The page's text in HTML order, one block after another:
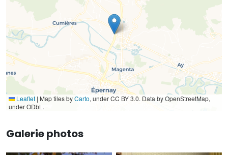
Leaflet | Map tiles byCarto, under CC BY 3.0. Data by OpenStreetMap,
under ODbL.
Galerie photos